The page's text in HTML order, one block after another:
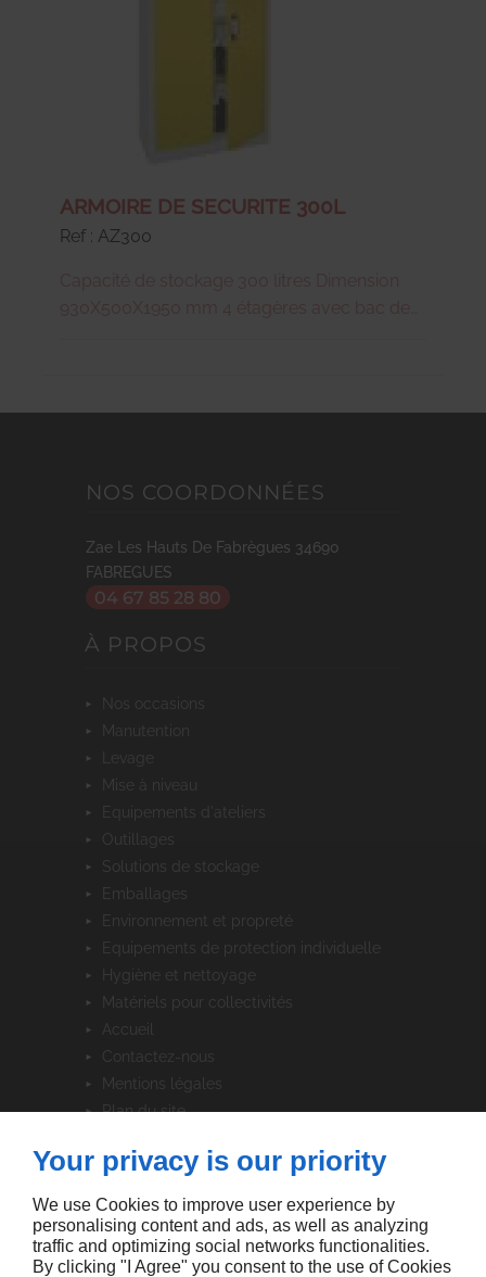
ARMOIRE DE SECURITE 300L
Ref : AZ300
fermeture à clé 3 points Poids 90 kg
NOS COORDONNÉES
Zae Les Hauts De Fabrègues 34690
FABREGUES
04 67 85 28 80
À PROPOS
nos occasions
manutention
mise à niveau
equipements d'ateliers
outillages
solutions de stockage
emballages
environnement et propreté
equipements de protection individuelle
hygiène et nettoyage
matériels pour collectivités
accueil
contactez-nous
mentions légales
plan du site
SUIVEZ-NOUS
Your privacy is our priority
We use Cookies to improve user experience by
personalising content and ads, as well as analyzing
traffic and optimizing social networks functionalities.
By clicking "I Agree" you consent to the use of Cookies